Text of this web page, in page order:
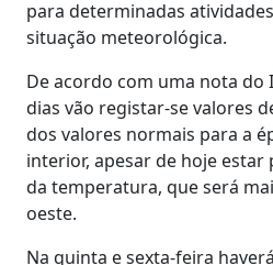
para determinadas
situação meteorológica.
De acordo com uma nota do
dias vão registar-se valores
dos valores normais para a
interior, apesar de hoje estar
da temperatura, que será
oeste.
Na quinta e sexta-feira